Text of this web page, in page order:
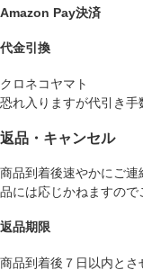
Amazon Pay決済
代金引換
クロネコヤマト
恐れ入りますが代引き手
返品・キャンセル
商品到着後速やかにご
品には応じかねますので
返品期限
商品到着後７日以内とさ